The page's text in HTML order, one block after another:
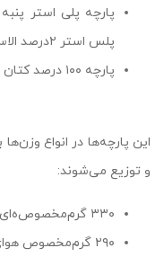
پلس استر ۲درصد الاستان (کش))
پارچه ۱۰۰ درصد کتان
این پارچه‌ها در انواع
و توزیع می‌شوند:
۳۳۰ گرم‌مخصوص‌ه‌ای معتدل و سرد
۲۹۰ گرم‌مخصوص‌ هوای معتدل و گرم